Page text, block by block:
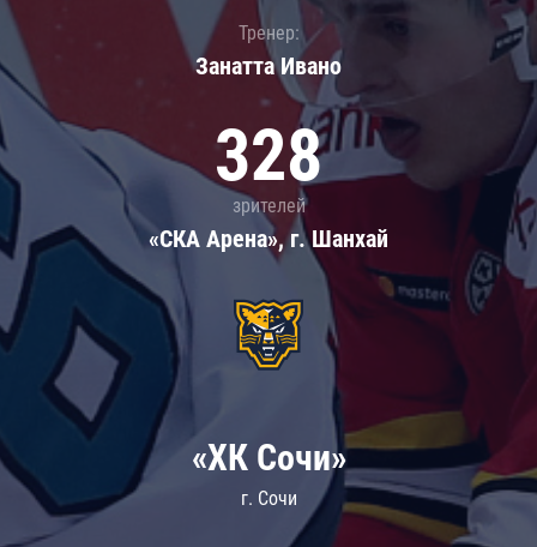
Тренер:
Занатта Иванo
328
зрителей
«СКА Арена», г. Шанхай
«ХК Сочи»
г. Сочи